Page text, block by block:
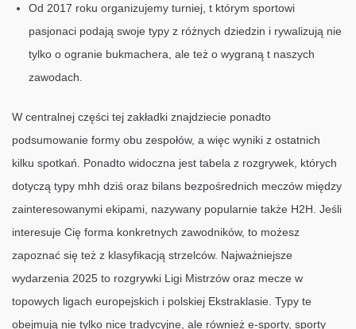
Od 2017 roku organizujemy turniej, t którym sportowi
pasjonaci podają swoje typy z różnych dziedzin i rywalizują nie
tylko o ogranie bukmachera, ale też o wygraną t naszych
zawodach.
W centralnej części tej zakładki znajdziecie ponadto
podsumowanie formy obu zespołów, a więc wyniki z ostatnich
kilku spotkań. Ponadto widoczna jest tabela z rozgrywek, których
dotyczą typy mhh dziś oraz bilans bezpośrednich meczów między
zainteresowanymi ekipami, nazywany popularnie także H2H. Jeśli
interesuje Cię forma konkretnych zawodników, to możesz
zapoznać się też z klasyfikacją strzelców. Najważniejsze
wydarzenia 2025 to rozgrywki Ligi Mistrzów oraz mecze w
topowych ligach europejskich i polskiej Ekstraklasie. Typy te
obejmują nie tylko nice tradycyjne, ale również e-sporty, sporty